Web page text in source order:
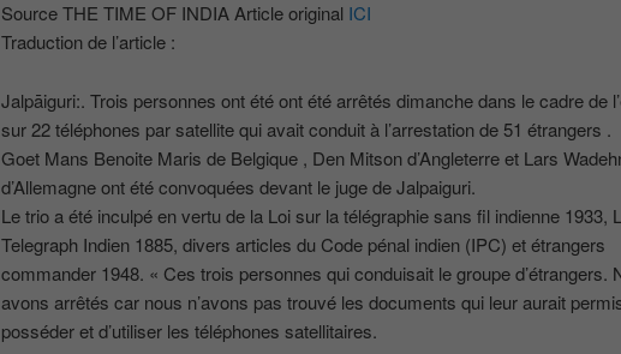
Source THE TIME OF INDIA Article original ICI
Traduction de l’article :
Jalpāiguri:. Trois personnes ont été ont été arrêtés dimanche dans le cadre de
sur 22 téléphones par satellite qui avait conduit à l’arrestation de 51 étrangers .
Goet Mans Benoite Maris de Belgique , Den Mitson d’Angleterre et Lars
d’Allemagne ont été convoquées devant le juge de Jalpaiguri.
Le trio a été inculpé en vertu de la Loi sur la télégraphie sans fil indienne 1933,
Telegraph Indien 1885, divers articles du Code pénal indien (IPC) et étrangers
commander 1948. « Ces trois personnes qui conduisait le groupe d’étrangers.
avons arrêtés car nous n’avons pas trouvé les documents qui leur aurait
posséder et d’utiliser les téléphones satellitaires.